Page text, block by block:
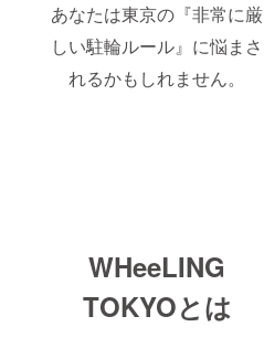
あなたは東京の『非常に厳
しい駐輪ルール』に悩まさ
れるかもしれません。
WHeeLING
TOKYOとは